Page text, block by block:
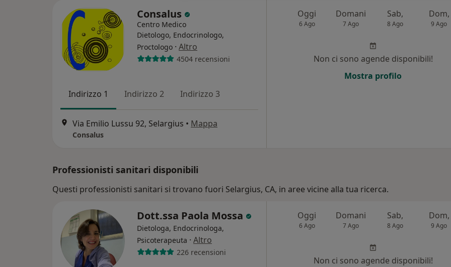
Consalus
Centro Medico
Dietologo, Endocrinologo,
Proctologo · Altro
4504 recensioni
Indirizzo 1 Indirizzo 2 Indirizzo 3
Via Emilio Lussu 92, Selargius • Mappa
Consalus
Oggi
6 Ago
Domani
7 Ago
Sab,
8 Ago
Dom,
9 Ago
Non ci sono agende disponibili!
Mostra profilo
Professionisti sanitari disponibili
Questi professionisti sanitari si trovano fuori Selargius, CA, in aree vicine alla tua ricerca.
Dott.ssa Paola Mossa
Dietologa, Endocrinologa,
Psicoterapeuta · Altro
226 recensioni
Oggi
6 Ago
Domani
7 Ago
Sab,
8 Ago
Dom,
9 Ago
Non ci sono agende disponibili!